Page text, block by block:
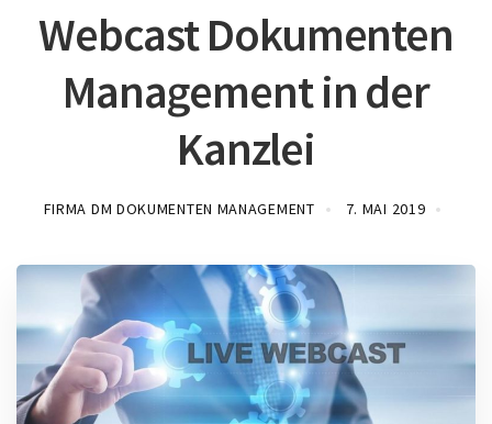
Webcast Dokumenten
Management in der
Kanzlei
FIRMA DM DOKUMENTEN MANAGEMENT 7. MAI 2019